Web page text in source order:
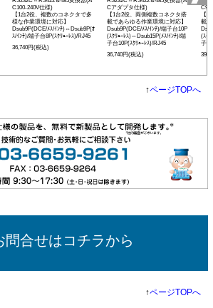
C100-240V仕様)
【1台2役、複数のコネクタで多
様な作業環境に対応】
Dsub9P(DCE/ﾒｽ/ｲﾝﾁ)⇔Dsub9P(ｵ
ｽ/ｲﾝﾁ)/端子台8P(ｽｸﾘｭｰﾚｽ)/RJ45
36,740円(税込)
Cアダプタ仕様)
【1台2役、両側複数コネクタ搭
載であらゆる作業環境に対応】
Dsub9P(DCE/ﾒｽ/ｲﾝﾁ)/端子台10P
(ｽｸﾘｭｰﾚｽ)⇔Dsub15P(ﾒｽ/ｲﾝﾁ)/端
子台10P(ｽｸﾘｭｰﾚｽ)/RJ45
36,740円(税込)
【
載
(ｽｸ
子台
↑ページTOPへ
問合せはコチラから
↑ページTOPへ